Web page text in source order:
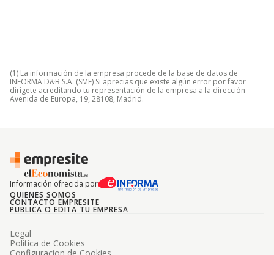
(1) La información de la empresa procede de la base de datos de
INFORMA D&B S.A. (SME) Si aprecias que existe algún error por favor
dirígete acreditando tu representación de la empresa a la dirección
Avenida de Europa, 19, 28108, Madrid.
Información ofrecida por
QUIENES SOMOS
CONTACTO EMPRESITE
PUBLICA O EDITA TU EMPRESA
Legal
Politica de Cookies